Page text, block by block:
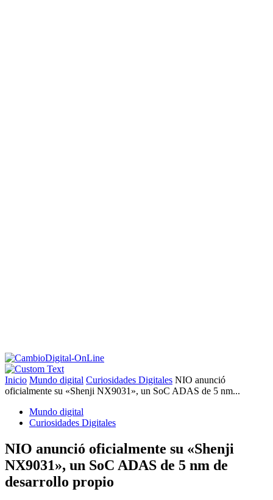
Inicio Mundo digital Curiosidades Digitales NIO anunció
oficialmente su «Shenji NX9031», un SoC ADAS de 5 nm...
Mundo digital
Curiosidades Digitales
NIO anunció oficialmente su «Shenji
NX9031», un SoC ADAS de 5 nm de
desarrollo propio